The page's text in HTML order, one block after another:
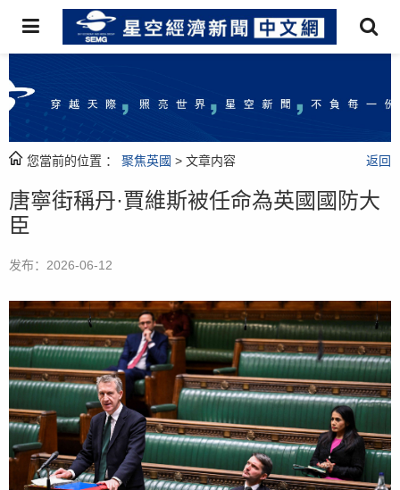
您當前的位置 ： 聚焦英國 > 文章内容 返回
唐寧街稱丹·賈維斯被任命為英國國防大
臣
发布：2026-06-12